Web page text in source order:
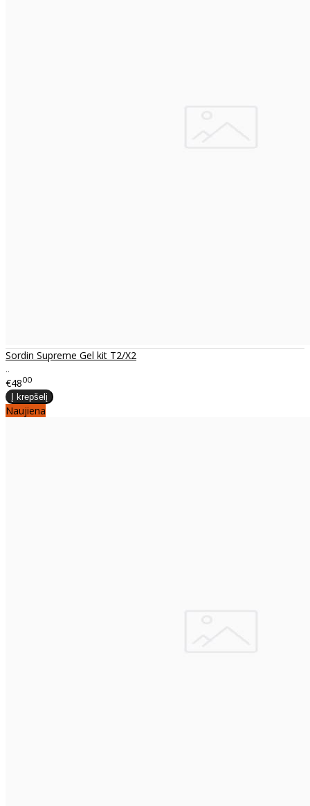
Sordin Supreme Gel kit T2/X2
..
€4800
Naujiena